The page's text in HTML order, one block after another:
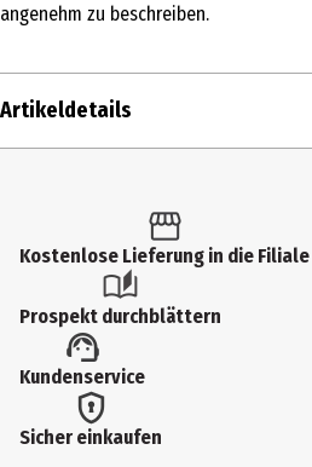
angenehm zu beschreiben.
Artikeldetails
Produkttyp
16
Grammatur in g/m2
Kostenlose Lieferung in die Filiale
Prospekt durchblättern
Kundenservice
Sicher einkaufen